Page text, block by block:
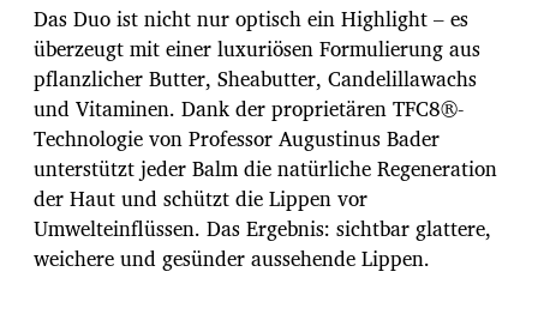
Das Duo ist nicht nur optisch ein Highlight – es
überzeugt mit einer luxuriösen Formulierung aus
pflanzlicher Butter, Sheabutter, Candelillawachs
und Vitaminen. Dank der proprietären TFC8®-
Technologie von Professor Augustinus Bader
unterstützt jeder Balm die natürliche Regeneration
der Haut und schützt die Lippen vor
Umwelteinflüssen. Das Ergebnis: sichtbar glattere,
weichere und gesünder aussehende Lippen.